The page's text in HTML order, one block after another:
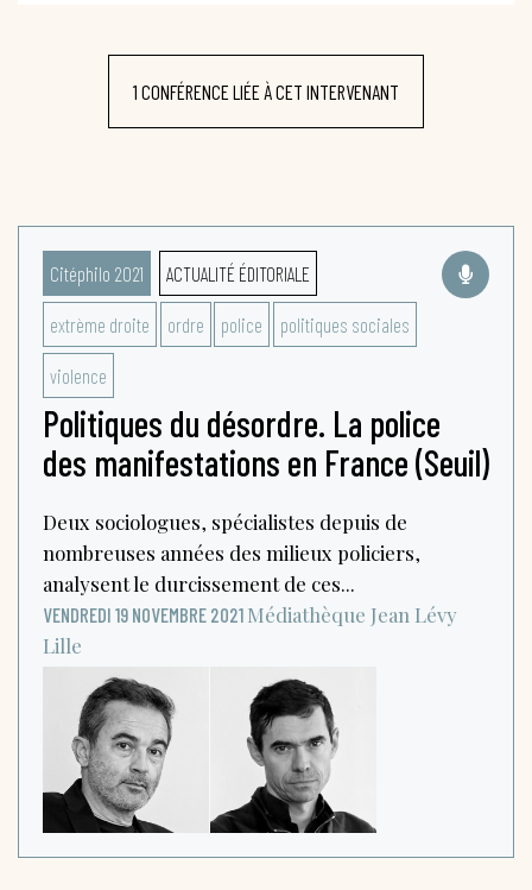
1 CONFÉRENCE LIÉE À CET INTERVENANT
Citéphilo 2021 ACTUALITÉ ÉDITORIALE
extrème droite ordre police politiques sociales
violence
Politiques du désordre. La police
des manifestations en France (Seuil)
Deux sociologues, spécialistes depuis de
nombreuses années des milieux policiers,
analysent le durcissement de ces...
VENDREDI 19 NOVEMBRE 2021 Médiathèque Jean Lévy
Lille